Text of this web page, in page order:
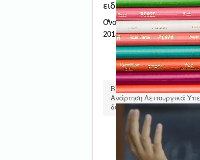
ειδικοτήτων για το
Ονομαστικός
2018 - 2019
Βρίσκεστε εδώ: Αρχική
Ανάρτηση Λειτουργικά
διδακτικό έτος 2018 - 2019